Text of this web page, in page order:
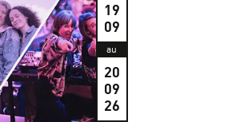
19
09
au
20
09
26